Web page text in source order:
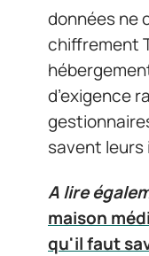
données ne
chiffrement
d’exigence
savent
A lire
maison
qu'il faut